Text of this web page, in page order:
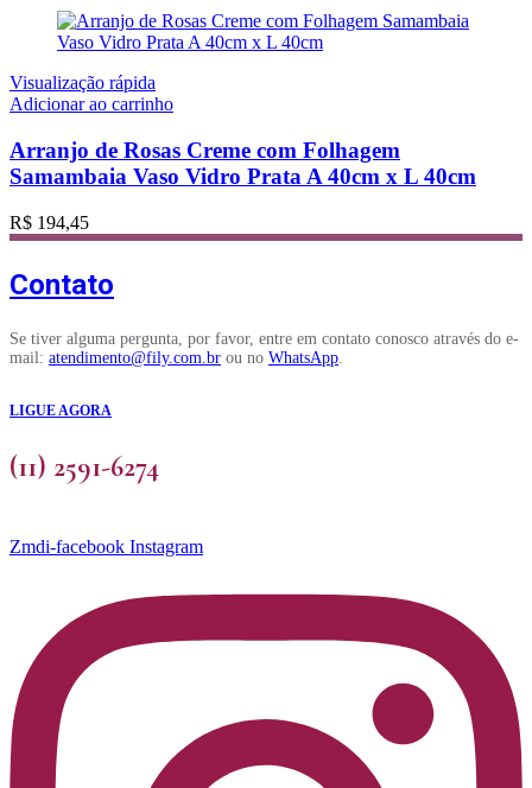
Visualização rápida
Adicionar ao carrinho
Arranjo de Rosas Creme com Folhagem
Samambaia Vaso Vidro Prata A 40cm x L 40cm
R$ 194,45
Contato
Se tiver alguma pergunta, por favor, entre em contato conosco através do e-
mail: atendimento@fily.com.br ou no WhatsApp.
LIGUE AGORA
(11) 2591-6274
Zmdi-facebook Instagram